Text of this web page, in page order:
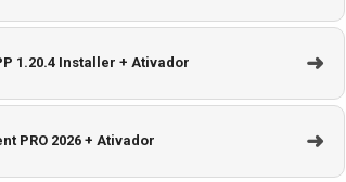
1.20.4 Installer + Ativador ➜
PRO 2026 + Ativador ➜